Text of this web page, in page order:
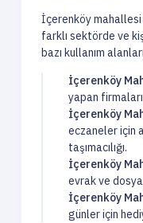
İçerenköy
farklı sektörde ve
bazı kullanım
İçerenköy
yapan
İçerenköy
eczaneler için
taşımacılığı.
İçerenköy
evrak ve
İçerenköy
günler için